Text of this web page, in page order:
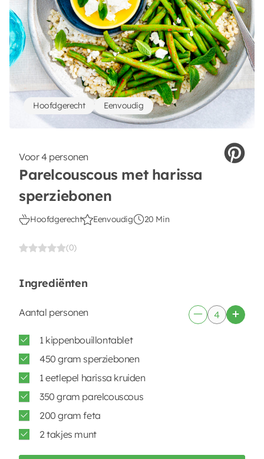
Voor 4 personen
Parelcouscous met harissa
sperziebonen
Hoofdgerecht Eenvoudig 20 Min
(0)
Hoofdgerecht Eenvoudig
Ingrediënten
Aantal personen
1 kippenbouillontablet
450 gram sperziebonen
1 eetlepel harissa kruiden
350 gram parelcouscous
200 gram feta
2 takjes munt